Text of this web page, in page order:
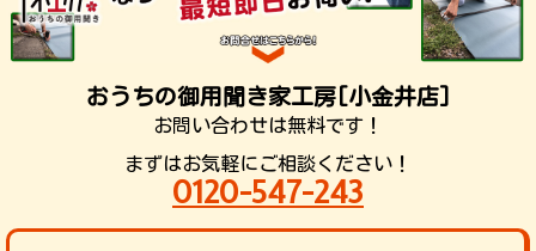
おうちの御用聞き家工房[小金井店]
お問い合わせは無料です！
まずはお気軽にご相談ください！
0120-547-243